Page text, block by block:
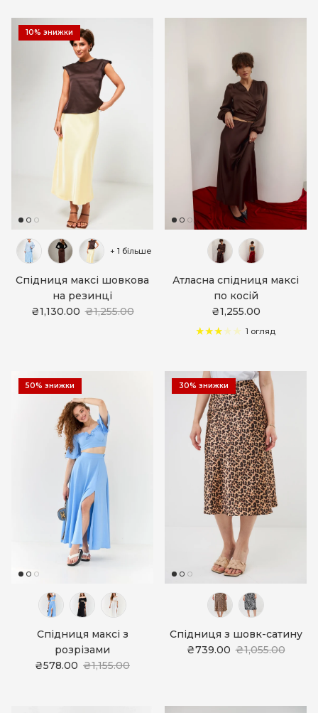
10% знижки
Спідниця максі шовкова
на резинці
₴1,130.00 ₴1,255.00
+ 1 більше
Атласна спідниця максі
по косій
₴1,255.00
1 огляд
50% знижки
Спідниця максі з
розрізами
₴578.00 ₴1,155.00
30% знижки
Спідниця з шовк-сатину
₴739.00 ₴1,055.00